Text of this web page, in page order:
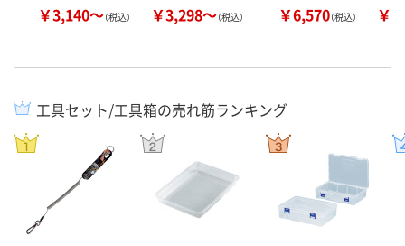
￥3,140～（税込） ￥3,298～（税込） ￥6,570（税込） ￥
工具セット/工具箱の売れ筋ランキング